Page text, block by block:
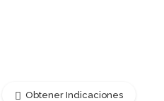
Obtener Indicaciones